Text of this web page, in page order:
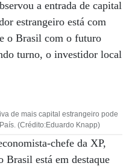
a entrada de capital
estrangeiro está com
o Brasil com o futuro
turno, o investidor local
de mais capital estrangeiro pode
(Crédito:Eduardo Knapp)
chefe da XP,
Brasil está em destaque